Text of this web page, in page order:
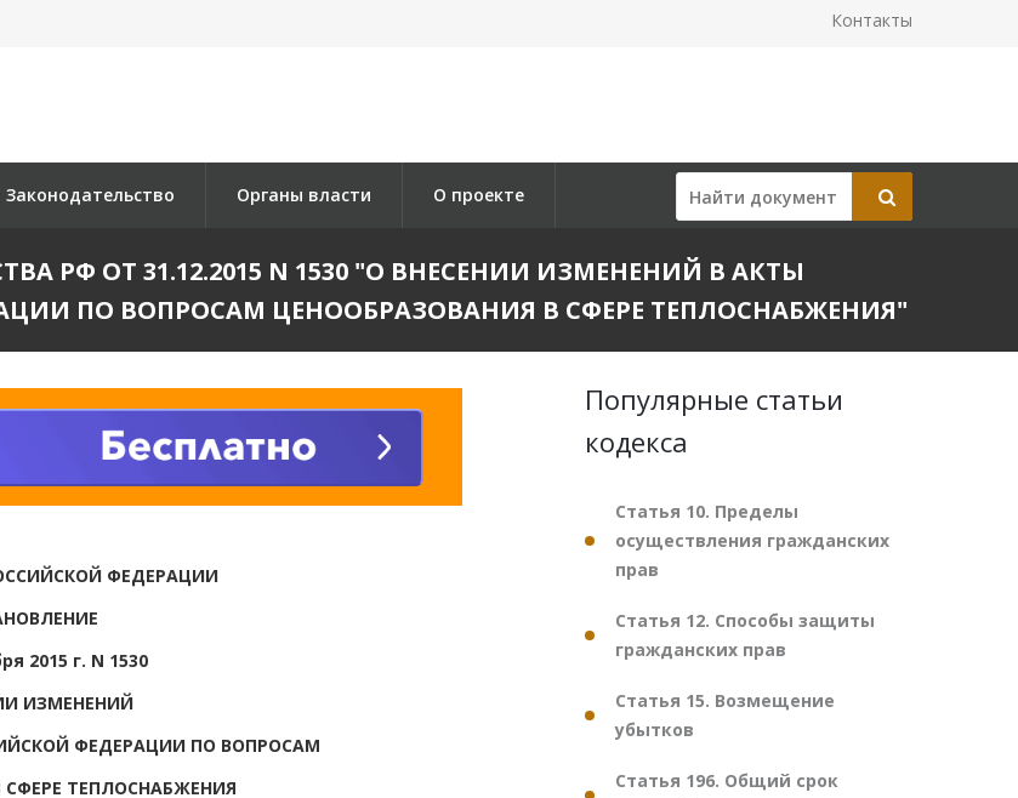
Контакты
Законодательство Органы власти О проекте
РФ ОТ 31.12.2015 N 1530 "О ВНЕСЕНИИ ИЗМЕНЕНИЙ В АКТЫ
ПО ВОПРОСАМ ЦЕНООБРАЗОВАНИЯ В СФЕРЕ ТЕПЛОСНАБЖЕНИЯ"
ФЕДЕРАЦИИ
2015 г. N 1530
ИЗМЕНЕНИЙ
ФЕДЕРАЦИИ ПО ВОПРОСАМ
ТЕПЛОСНАБЖЕНИЯ
Популярные статьи
кодекса
Статья 10. Пределы
осуществления гражданских
прав
Статья 12. Способы защиты
гражданских прав
Статья 15. Возмещение
убытков
Статья 196. Общий срок